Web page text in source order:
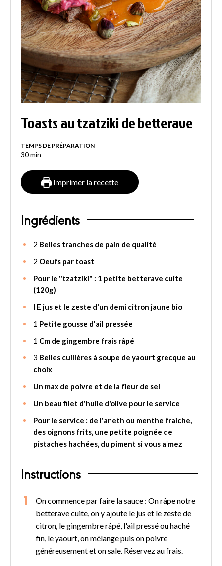
Toasts au tzatziki de betterave
TEMPS DE PRÉPARATION
30min
Imprimer la recette
Ingrédients
2 Belles tranches de pain de qualité
2 Oeufs par toast
Pour le "tzatziki" : 1 petite betterave cuite
(120g)
l E jus et le zeste d'un demi citron jaune bio
1 Petite gousse d'ail pressée
1 Cm de gingembre frais râpé
3 Belles cuillères à soupe de yaourt grecque au
choix
Un max de poivre et de la fleur de sel
Un beau filet d'huile d'olive pour le service
Pour le service : de l'aneth ou menthe fraiche,
des oignons frits, une petite poignée de
pistaches hachées, du piment si vous aimez
Instructions
On commence par faire la sauce : On râpe notre
betterave cuite, on y ajoute le jus et le zeste de
citron, le gingembre râpé, l'ail pressé ou haché
fin, le yaourt, on mélange puis on poivre
généreusement et on sale. Réservez au frais.